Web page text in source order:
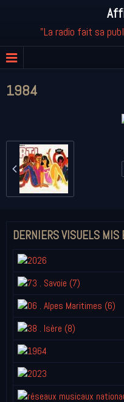
"La radio fait sa
1984
DERNIERS VISUELS MIS